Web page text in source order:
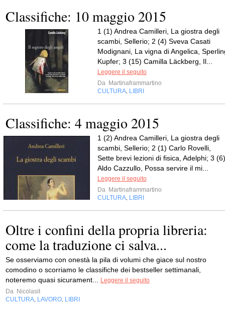
Classifiche: 10 maggio 2015
1 (1) Andrea Camilleri, La giostra degli
scambi, Sellerio; 2 (4) Sveva Casati
Modignani, La vigna di Angelica,
Kupfer; 3 (15) Camilla Läckberg, Il...
Leggere il seguito
Da Martinaframmartino
CULTURA LIBRI
Classifiche: 4 maggio 2015
1 (2) Andrea Camilleri, La giostra degli
scambi, Sellerio; 2 (1) Carlo Rovelli,
Sette brevi lezioni di fisica, Adelphi; 3 (6)
Aldo Cazzullo, Possa servire il mi...
Leggere il seguito
Da Martinaframmartino
CULTURA LIBRI
Oltre i confini della propria libreria:
come la traduzione ci salva...
Se osserviamo con onestà la pila di volumi che giace sul nostro
comodino o scorriamo le classifiche dei bestseller settimanali,
noteremo quasi sicurament...
Leggere il seguito
Da Nicolasit
CULTURA LAVORO LIBRI